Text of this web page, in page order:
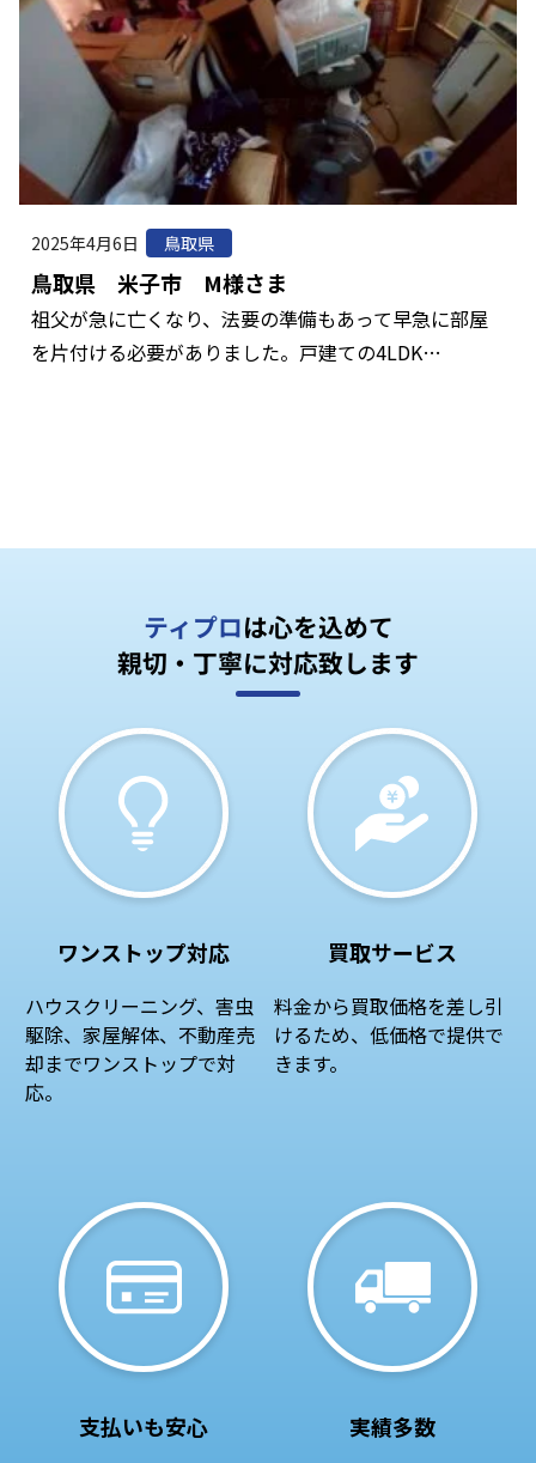
2025年4月6日 鳥取県
鳥取県 米子市 M様さま
祖父が急に亡くなり、法要の準備もあって早急に部屋
を片付ける必要がありました。戸建ての4LDK…
ティプロは心を込めて
親切・丁寧に対応致します
ワンストップ対応
ハウスクリーニング、害虫
駆除、家屋解体、不動産売
却までワンストップで対
応。
買取サービス
料金から買取価格を差し引
けるため、低価格で提供で
きます。
支払いも安心 実績多数